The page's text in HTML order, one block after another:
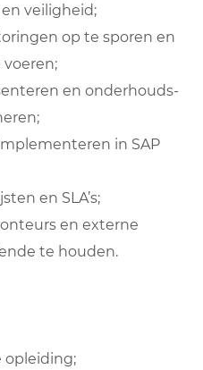
veiligheid;
op te sporen en
en onderhouds-
in SAP
en SLA’s;
en externe
te houden.
opleiding;